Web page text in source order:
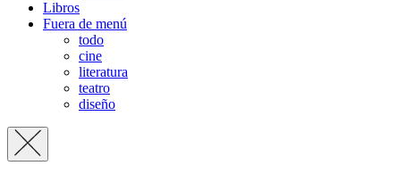
Libros
Fuera de menú
todo
cine
literatura
teatro
diseño